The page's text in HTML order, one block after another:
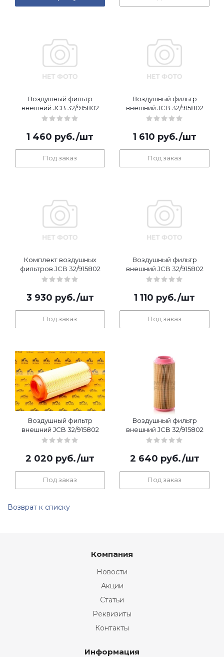
Воздушный фильтр
внешний JCB 32/915802
1 460 руб./шт
Под заказ
Воздушный фильтр
внешний JCB 32/915802
1 610 руб./шт
Под заказ
Комплект воздушных
фильтров JCB 32/915802
3 930 руб./шт
Под заказ
Воздушный фильтр
внешний JCB 32/915802
1 110 руб./шт
Под заказ
Воздушный фильтр
внешний JCB 32/915802
2 020 руб./шт
Под заказ
Воздушный фильтр
внешний JCB 32/915802
2 640 руб./шт
Под заказ
Возврат к списку
Компания
Новости
Акции
Статьи
Реквизиты
Контакты
Информация